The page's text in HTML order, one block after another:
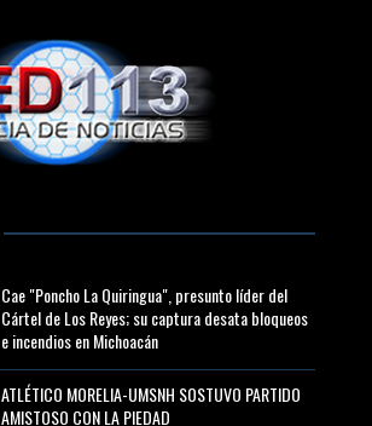
Cae "Poncho La Quiringua", presunto líder del
Cártel de Los Reyes; su captura desata bloqueos
e incendios en Michoacán
ATLÉTICO MORELIA-UMSNH SOSTUVO PARTIDO
AMISTOSO CON LA PIEDAD